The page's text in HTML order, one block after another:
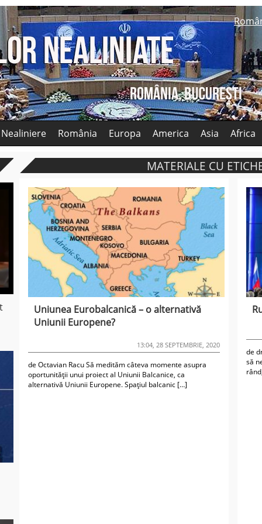
România Europa America Asia Africa
MATERIALE CU
Uniunea Eurobalcanică – o alternativă
Uniunii Europene?
13:04, 28 SEPTEMBRIE, 2020
de Octavian Racu Să medităm câteva momente asupra
oportunității unui proiect al Uniunii Balcanice, ca
alternativă Uniunii Europene. Spaţiul balcanic […]
de
să